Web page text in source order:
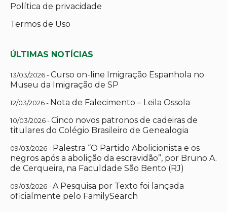
Política de privacidade
Termos de Uso
ÚLTIMAS NOTÍCIAS
13/03/2026 -Curso on-line Imigração Espanhola no
Museu da Imigração de SP
12/03/2026 - Nota de Falecimento – Leila Ossola
10/03/2026 -Cinco novos patronos de cadeiras de
titulares do Colégio Brasileiro de Genealogia
09/03/2026 - Palestra “O Partido Abolicionista e os
negros após a abolição da escravidão”, por Bruno A.
de Cerqueira, na Faculdade São Bento (RJ)
09/03/2026 -A Pesquisa por Texto foi lançada
oficialmente pelo FamilySearch